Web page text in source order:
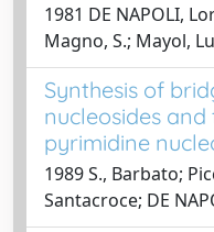
1981 DE NAPOLI,
Magno, S.; Mayol,
Synthesis of
nucleosides
pyrimidine
1989 S., Barbato;
Santacroce; DE